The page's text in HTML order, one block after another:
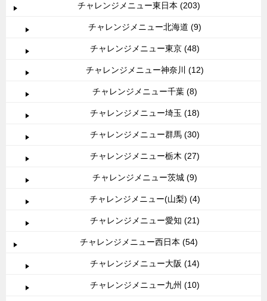
チャレンジメニュー東日本 (203)
チャレンジメニュー北海道 (9)
チャレンジメニュー東京 (48)
チャレンジメニュー神奈川 (12)
チャレンジメニュー千葉 (8)
チャレンジメニュー埼玉 (18)
チャレンジメニュー群馬 (30)
チャレンジメニュー栃木 (27)
チャレンジメニュー茨城 (9)
チャレンジメニュー(山梨) (4)
チャレンジメニュー愛知 (21)
チャレンジメニュー西日本 (54)
チャレンジメニュー大阪 (14)
チャレンジメニュー九州 (10)